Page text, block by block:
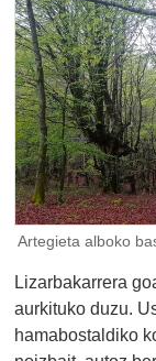
Artegieta alboko
Lizarbakarrera
aurkituko duzu.
hamabostaldiko